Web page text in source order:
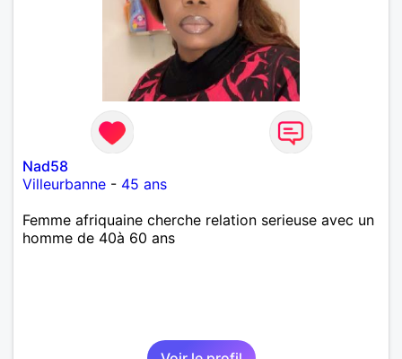
Nad58
Villeurbanne - 45 ans
Femme afriquaine cherche relation serieuse avec un
homme de 40à 60 ans